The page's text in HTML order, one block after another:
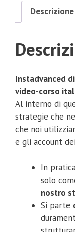
Descrizione
Instadvanced
video-corso
Al interno di
strategie che
che noi
e gli account
​In
solo
nostro
​Si parte